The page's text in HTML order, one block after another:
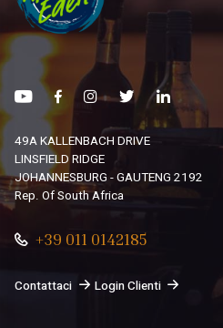
49A KALLENBACH DRIVE
LINSFIELD RIDGE
JOHANNESBURG - GAUTENG 2192
Rep. Of South Africa
+39 011 0142185
Contattaci Login Clienti